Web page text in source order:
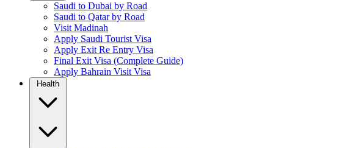
Saudi to Dubai by Road
Saudi to Qatar by Road
Visit Madinah
Apply Saudi Tourist Visa
Apply Exit Re Entry Visa
Final Exit Visa (Complete Guide)
Apply Bahrain Visit Visa